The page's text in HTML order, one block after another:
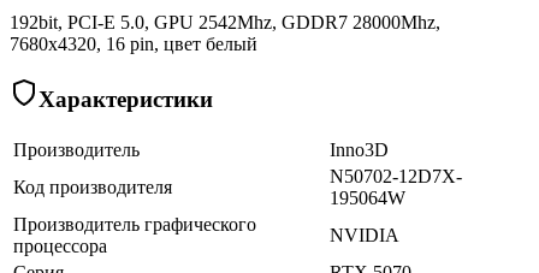
192bit, PCI-E 5.0, GPU 2542Mhz, GDDR7 28000Mhz,
7680x4320, 16 pin, цвет белый
Характеристики
Производитель
Inno3D
Код производителя
N50702-12D7X-
195064W
Производитель графического
процессора
NVIDIA